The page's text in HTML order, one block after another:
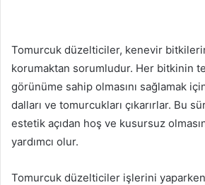
Tomurcuk düzelticiler, kenevir
korumaktan sorumludur. Her bitkinin
görünüme sahip olmasını sağlamak
dalları ve tomurcukları çıkarırlar. Bu
estetik açıdan hoş ve kusursuz
yardımcı olur.
Tomurcuk düzelticiler işlerini